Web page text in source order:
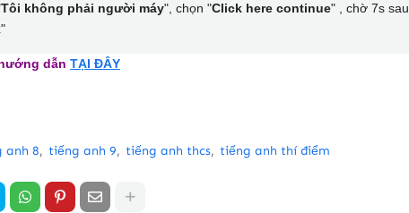
Tôi không phải người máy", chọn "Click here continue" , chờ 7s sau
"
dẫn TẠI ĐÂY
anh 8 tiếng anh 9 tiếng anh thcs tiếng anh thí điểm